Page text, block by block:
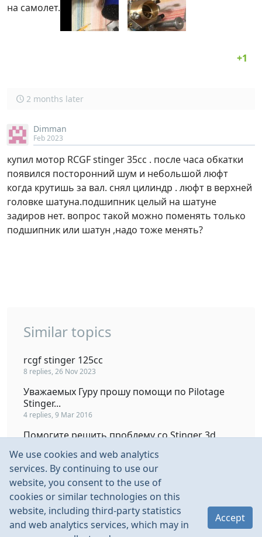
на самолет.
2 months later
Dimman
Feb 2023
купил мотор RCGF stinger 35cc . после часа обкатки
появился посторонний шум и небольшой люфт
когда крутишь за вал. снял цилиндр . люфт в верхней
головке шатуна.подшипник целый на шатуне
задиров нет. вопрос такой можно поменять только
подшипник или шатун ,надо тоже менять?
Similar topics
rcgf stinger 125cc
8 replies, 26 Nov 2023
Уважаемых Гуру прошу помощи по Pilotage
Stinger...
4 replies, 9 Mar 2016
Помогите решить проблему со Stinger 3d
Stinger 64
26 replies, 1 Nov 2013
Stinger 3D от Пилотаж
304 replies, 16 Dec 2013
We use cookies and web analytics
services. By continuing to use our
website, you consent to the use of
cookies or similar technologies on this
website, including third-party statistics
and web analytics services, which may in
Accept